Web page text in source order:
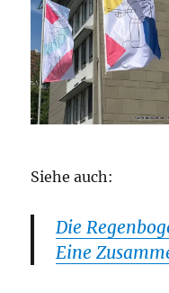
Siehe auch:
Die
Eine